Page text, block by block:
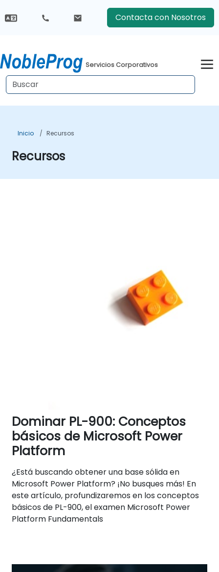
Contacta con Nosotros
Servicios Corporativos
Inicio Recursos
Recursos
Dominar PL-900: Conceptos
básicos de Microsoft Power
Platform
¿Está buscando obtener una base sólida en
Microsoft Power Platform? ¡No busques más! En
este artículo, profundizaremos en los conceptos
básicos de PL-900, el examen Microsoft Power
Platform Fundamentals